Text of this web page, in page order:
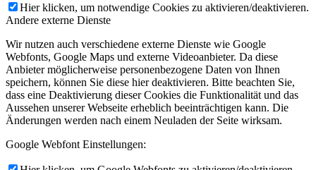
Hier klicken, um notwendige Cookies zu aktivieren/deaktivieren.
Andere externe Dienste
Wir nutzen auch verschiedene externe Dienste wie Google
Webfonts, Google Maps und externe Videoanbieter. Da diese
Anbieter möglicherweise personenbezogene Daten von Ihnen
speichern, können Sie diese hier deaktivieren. Bitte beachten Sie,
dass eine Deaktivierung dieser Cookies die Funktionalität und das
Aussehen unserer Webseite erheblich beeinträchtigen kann. Die
Änderungen werden nach einem Neuladen der Seite wirksam.
Google Webfont Einstellungen: